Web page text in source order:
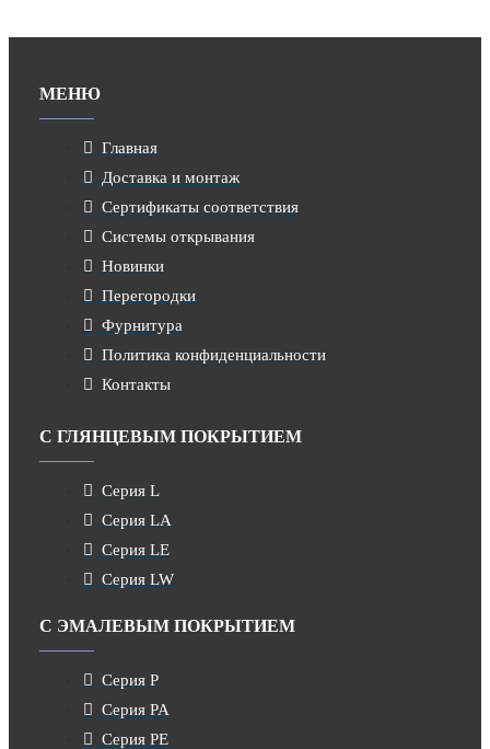
МЕНЮ
Главная
Доставка и монтаж
Сертификаты соответствия
Системы открывания
Новинки
Перегородки
Фурнитура
Политика конфиденциальности
Контакты
С ГЛЯНЦЕВЫМ ПОКРЫТИЕМ
Серия L
Серия LA
Серия LE
Серия LW
С ЭМАЛЕВЫМ ПОКРЫТИЕМ
Серия P
Серия PA
Серия PE